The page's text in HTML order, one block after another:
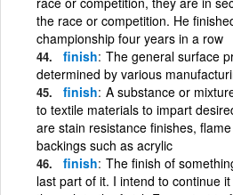
the race or competition. He
championship four years in a row
finish The general surface
determined by various
finish A substance or
to textile materials to impart
are stain resistance finishes,
backings such as acrylic
finish The finish of
last part of it. I intend to continue